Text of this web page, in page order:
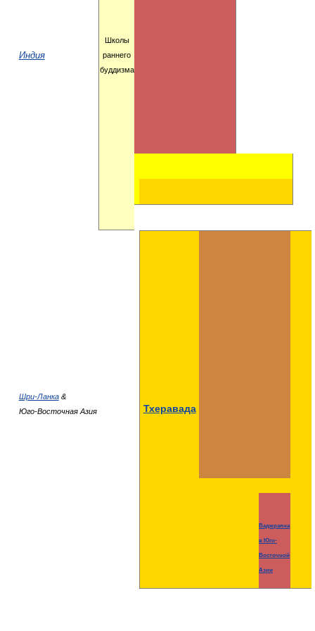
Индия
Школы
раннего
буддизма
Шри-Ланка&
Юго-Восточная Азия
Тхеравада
Ваджраяна
в Юго-
Восточной
Азии